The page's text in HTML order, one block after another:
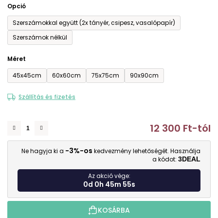
Opció
Szerszámokkal együtt (2x tányér, csipesz, vasalópapír)
Szerszámok nélkül
Méret
45x45cm
60x60cm 75x75cm 90x90cm
Szállítás és fizetés
12 300 Ft-tól
Ne hagyja ki a -3%-os kedvezmény lehetőségét. Használja
a kódot: 3DEAL
Az akció vége:
0d 0h 45m 54s
KOSÁRBA